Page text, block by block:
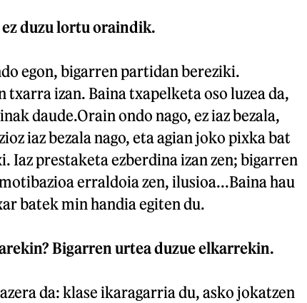
duzu lortu oraindik.
egon, bigarren partidan bereziki.
txarra izan. Baina txapelketa oso luzea da,
daude.Orain ondo nago, ez iaz bezala,
iaz bezala nago, eta agian joko pixka bat
Iaz prestaketa ezberdina izan zen; bigarren
erraldoia zen, ilusioa...Baina hau
batek min handia egiten du.
Bigarren urtea duzue elkarrekin.
da: klase ikaragarria du, asko jokatzen